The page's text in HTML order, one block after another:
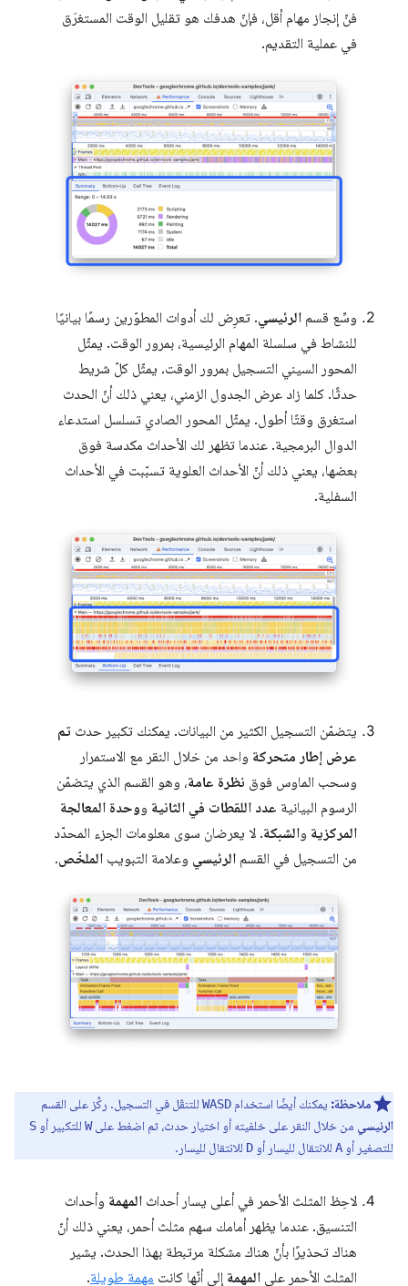
فنّ إنجاز مهام أقل، فإنّ هدفك هو تقليل الوقت المستغرَق
في عملية التقديم.
وسِّع قسم الرئيسي. تعرِض لك أدوات المطوّرين رسمًا بيانيًا
للنشاط في سلسلة المهام الرئيسية، بمرور الوقت. يمثّل
المحور السيني التسجيل بمرور الوقت. يمثّل كلّ شريط
حدثًا. كلما زاد عرض الجدول الزمني، يعني ذلك أنّ الحدث
استغرق وقتًا أطول. يمثّل المحور الصادي تسلسل استدعاء
الدوال البرمجية. عندما تظهر لك الأحداث مكدسة فوق
بعضها، يعني ذلك أنّ الأحداث العلوية تسبّبت في الأحداث
السفلية.
يتضمّن التسجيل الكثير من البيانات. يمكنك تكبير حدث تم
عرض إطار متحركة واحد من خلال النقر مع الاستمرار
وسحب الماوس فوق نظرة عامة، وهو القسم الذي يتضمّن
الرسوم البيانية عدد اللقطات في الثانية ووحدة المعالجة
المركزية والشبكة. لا يعرضان سوى معلومات الجزء المحدّد
من التسجيل في القسم الرئيسي وعلامة التبويب الملخّص.
ملاحظة: يمكنك أيضًا استخدام WASD للتنقّل في التسجيل. ركِّز على القسم
الرئيسي من خلال النقر على خلفيته أو اختيار حدث، ثم اضغط علىW للتكبير أو S
للتصغير أو A للانتقال لليسار أو D للانتقال لليسار.
لاحِظ المثلث الأحمر في أعلى يسار أحداث المهمة وأحداث
التنسيق. عندما يظهر أمامك سهم مثلث أحمر، يعني ذلك أنّ
هناك تحذيرًا بأنّ هناك مشكلة مرتبطة بهذا الحدث. يشير
المثلث الأحمر على المهمة إلى أنّها كانت مهمة طويلة.